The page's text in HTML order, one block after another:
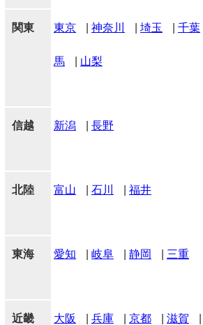
関東 東京 神奈川 埼玉 千葉
馬 山梨
信越 新潟 長野
北陸 富山 石川 福井
東海 愛知 岐阜 静岡 三重
近畿 大阪 兵庫 京都 滋賀